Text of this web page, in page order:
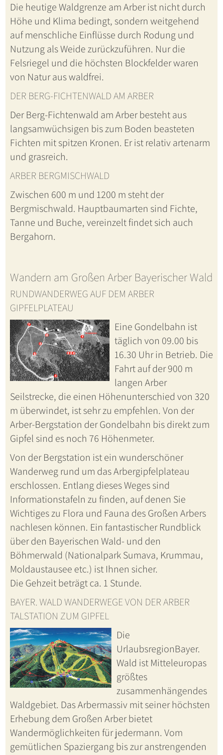
Die heutige Waldgrenze am Arber ist nicht durch
Höhe und Klima bedingt, sondern weitgehend
auf menschliche Einflüsse durch Rodung und
Nutzung als Weide zurückzuführen. Nur die
Felsriegel und die höchsten Blockfelder waren
von Natur aus waldfrei.
DER BERG-FICHTENWALD AM ARBER
Der Berg-Fichtenwald am Arber besteht aus
langsamwüchsigen bis zum Boden beasteten
Fichten mit spitzen Kronen. Er ist relativ artenarm
und grasreich.
ARBER BERGMISCHWALD
Zwischen 600 m und 1200 m steht der
Bergmischwald. Hauptbaumarten sind Fichte,
Tanne und Buche, vereinzelt findet sich auch
Bergahorn.
Wandern am Großen Arber Bayerischer Wald
RUNDWANDERWEG AUF DEM ARBER
GIPFELPLATEAU
Eine Gondelbahn ist
täglich von 09.00 bis
16.30 Uhr in Betrieb. Die
Fahrt auf der 900 m
langen Arber
Seilstrecke, die einen Höhenunterschied von 320
m überwindet, ist sehr zu empfehlen. Von der
Arber-Bergstation der Gondelbahn bis direkt zum
Gipfel sind es noch 76 Höhenmeter.
Von der Bergstation ist ein wunderschöner
Wanderweg rund um das Arbergipfelplateau
erschlossen. Entlang dieses Weges sind
Informationstafeln zu finden, auf denen Sie
Wichtiges zu Flora und Fauna des Großen Arbers
nachlesen können. Ein fantastischer Rundblick
über den Bayerischen Wald- und den
Böhmerwald (Nationalpark Sumava, Krummau,
Moldaustausee etc.) ist Ihnen sicher.
Die Gehzeit beträgt ca. 1 Stunde.
BAYER. WALD WANDERWEGE VON DER ARBER
TALSTATION ZUM GIPFEL
Die
UrlaubsregionBayer.
Wald ist Mitteleuropas
größtes
zusammenhängendes
Waldgebiet. Das Arbermassiv mit seiner höchsten
Erhebung dem Großen Arber bietet
Wandermöglichkeiten für jedermann. Vom
gemütlichen Spaziergang bis zur anstrengenden